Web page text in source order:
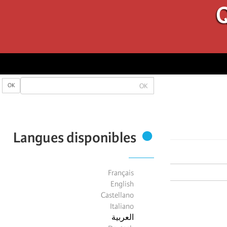
OK
OK
Langues disponibles
Français
English
Castellano
Italiano
العربية